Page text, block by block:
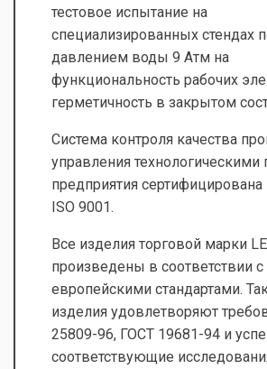
тестовое испытание на
специализированных стендах
давлением воды 9 Атм на
функциональность рабочих
герметичность в закрытом
Система контроля качества
управления технологическими
предприятия сертифицирована
ISO 9001.
Все изделия торговой марки
произведены в соответствии с
европейскими стандартами.
изделия удовлетворяют
25809-96, ГОСТ 19681-94 и
соответствующие